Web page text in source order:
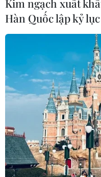
Campuchia phát
thải nhựa nhập
17/07/2019 11:48
Kim ngạch xuất
Hàn Quốc lập kỷ